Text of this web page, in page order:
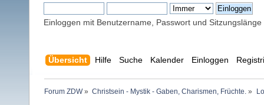
Einloggen mit Benutzername, Passwort und Sitzungslänge
Übersicht Hilfe Suche Kalender Einloggen
Forum ZDW» Christsein - Mystik - Gaben, Charismen, Früchte. »